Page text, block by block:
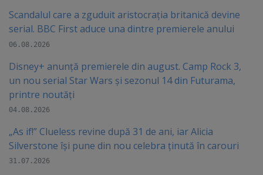
Scandalul care a zguduit aristocrația britanică devine
serial. BBC First aduce una dintre premierele anului
06.08.2026
Disney+ anunță premierele din august. Camp Rock 3,
un nou serial Star Wars și sezonul 14 din Futurama,
printre noutăți
04.08.2026
„As if!” Clueless revine după 31 de ani, iar Alicia
Silverstone își pune din nou celebra ținută în carouri
31.07.2026